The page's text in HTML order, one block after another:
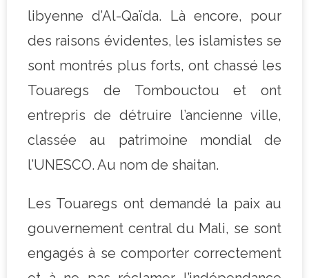
libyenne d’Al-Qaïda. Là encore, pour
des raisons évidentes, les islamistes se
sont montrés plus forts, ont chassé les
Touaregs de Tombouctou et ont
entrepris de détruire l’ancienne ville,
classée au patrimoine mondial de
l’UNESCO. Au nom de shaitan.
Les Touaregs ont demandé la paix au
gouvernement central du Mali, se sont
engagés à se comporter correctement